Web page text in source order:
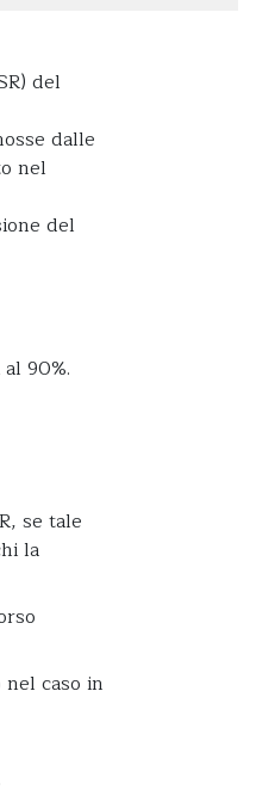
del
dalle
nel
del
90%.
se tale
la
caso in